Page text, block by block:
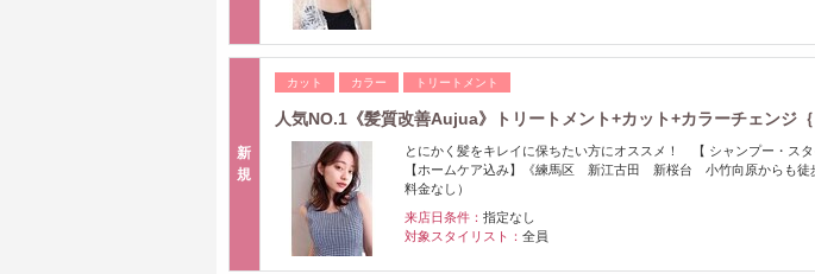
新
規
カット カラー トリートメント
人気NO.1《髪質改善Aujua》トリートメント+カット+カラーチェンジ｛
とにかく髪をキレイに保ちたい方にオススメ！ 【 シャンプー・スタ
【ホームケア込み】《練馬区 新江古田 新桜台 小竹向原からも徒
料金なし）
来店日条件： 指定なし
対象スタイリスト： 全員